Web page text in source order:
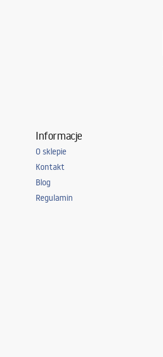
Informacje
O sklepie
Kontakt
Blog
Regulamin